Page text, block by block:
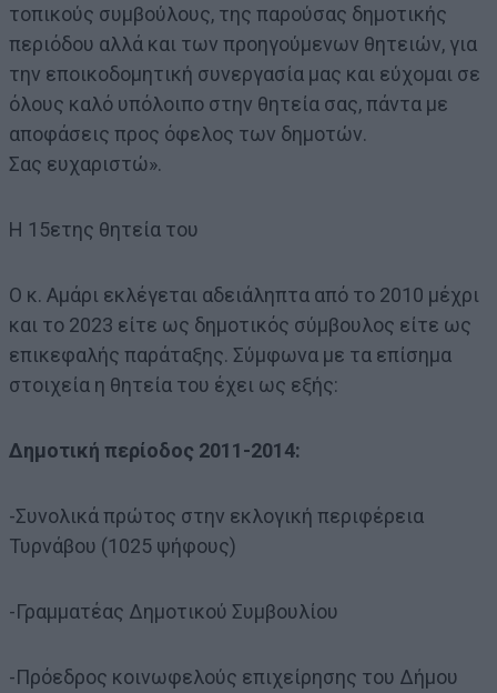
τοπικούς συμβούλους, της παρούσας δημοτικής
περιόδου αλλά και των προηγούμενων θητειών, για
την εποικοδομητική συνεργασία μας και εύχομαι σε
όλους καλό υπόλοιπο στην θητεία σας, πάντα με
αποφάσεις προς όφελος των δημοτών.
Σας ευχαριστώ».
Η 15ετης θητεία του
Ο κ. Αμάρι εκλέγεται αδειάληπτα από το 2010 μέχρι
και το 2023 είτε ως δημοτικός σύμβουλος είτε ως
επικεφαλής παράταξης. Σύμφωνα με τα επίσημα
στοιχεία η θητεία του έχει ως εξής:
Δημοτική περίοδος 2011-2014:
-Συνολικά πρώτος στην εκλογική περιφέρεια
Τυρνάβου (1025 ψήφους)
-Γραμματέας Δημοτικού Συμβουλίου
-Πρόεδρος κοινωφελούς επιχείρησης του Δήμου